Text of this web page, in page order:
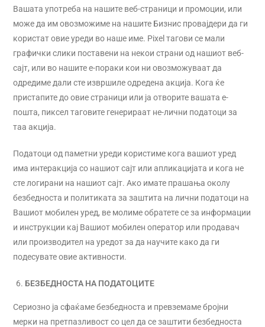
Вашата употреба на нашите веб-страници и промоции, или
може да им овозможиме на нашите Бизнис провајдери да ги
користат овие уреди во наше име. Pixel тагови се мали
графички слики поставени на некои страни од нашиот веб-
сајт, или во нашите е-пораки кои ни овозможуваат да
одредиме дали сте извршиле одредена акција. Кога ќе
пристапите до овие страници или ја отворите вашата е-
пошта, пиксел таговите генерираат не-лични податоци за
таа акција.
Податоци од паметни уреди користиме кога вашиот уред
има интеракција со нашиот сајт или апликацијата и кога не
сте логирани на нашиот сајт. Ако имате прашања околу
безбедноста и политиката за заштита на лични податоци на
Вашиот мобилен уред, ве молиме обратете се за информации
и инструкции кај Вашиот мобилен оператор или продавач
или производител на уредот за да научите како да ги
подесувате овие активности.
БЕЗБЕДНОСТА НА ПОДАТОЦИТЕ
Сериозно ја сфаќаме безбедноста и превземаме бројни
мерки на претпазливост со цел да се заштити безбедноста